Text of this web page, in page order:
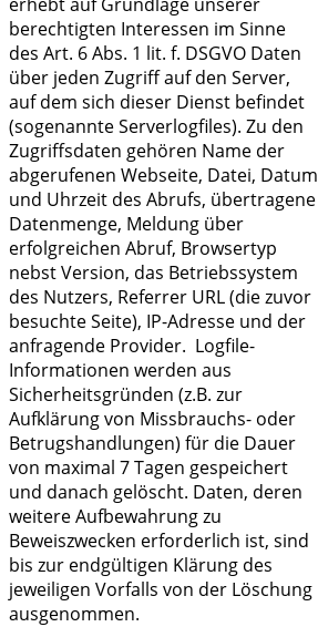
berechtigten Interessen im Sinne
des Art. 6 Abs. 1 lit. f. DSGVO Daten
über jeden Zugriff auf den Server,
auf dem sich dieser Dienst befindet
(sogenannte Serverlogfiles). Zu den
Zugriffsdaten gehören Name der
abgerufenen Webseite, Datei, Datum
und Uhrzeit des Abrufs, übertragene
Datenmenge, Meldung über
erfolgreichen Abruf, Browsertyp
nebst Version, das Betriebssystem
des Nutzers, Referrer URL (die zuvor
besuchte Seite), IP-Adresse und der
anfragende Provider. Logfile-
Informationen werden aus
Sicherheitsgründen (z.B. zur
Aufklärung von Missbrauchs- oder
Betrugshandlungen) für die Dauer
von maximal 7 Tagen gespeichert
und danach gelöscht. Daten, deren
weitere Aufbewahrung zu
Beweiszwecken erforderlich ist, sind
bis zur endgültigen Klärung des
jeweiligen Vorfalls von der Löschung
ausgenommen.